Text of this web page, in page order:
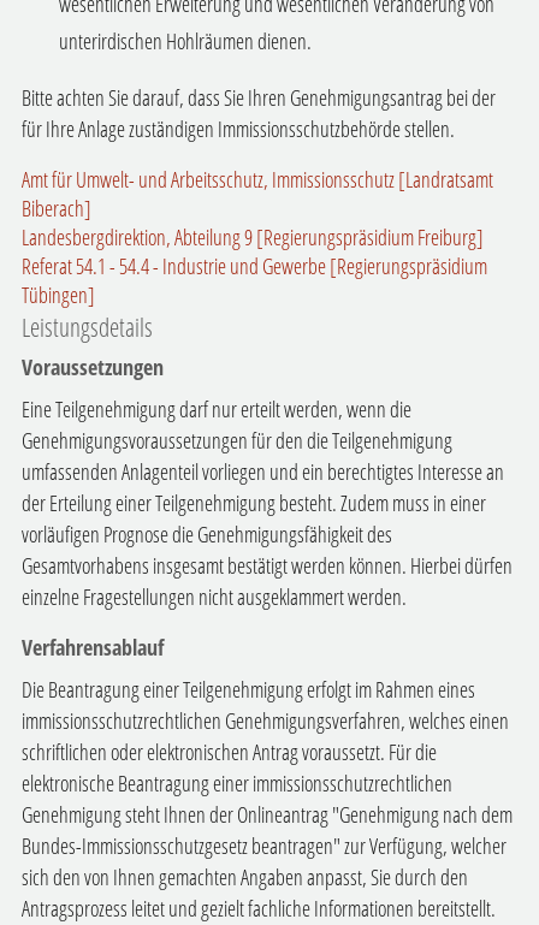
unterirdischen Hohlräumen dienen.
Bitte achten Sie darauf, dass Sie Ihren Genehmigungsantrag bei der
für Ihre Anlage zuständigen Immissionsschutzbehörde stellen.
Amt für Umwelt- und Arbeitsschutz, Immissionsschutz [Landratsamt
Biberach]
Landesbergdirektion, Abteilung 9 [Regierungspräsidium Freiburg]
Referat 54.1 - 54.4 - Industrie und Gewerbe [Regierungspräsidium
Tübingen]
Leistungsdetails
Voraussetzungen
Eine Teilgenehmigung darf nur erteilt werden, wenn die
Genehmigungsvoraussetzungen für den die Teilgenehmigung
umfassenden Anlagenteil vorliegen undein berechtigtes Interesse an
der Erteilung einer Teilgenehmigung besteht. Zudem muss in einer
vorläufigen Prognose die Genehmigungsfähigkeit des
Gesamtvorhabens insgesamt bestätigt werden können. Hierbei dürfen
einzelne Fragestellungen nicht ausgeklammert werden.
Verfahrensablauf
Die Beantragung einer Teilgenehmigung erfolgt im Rahmen eines
immissionsschutzrechtlichen Genehmigungsverfahren, welcheseinen
schriftlichen oder elektronischen Antrag voraussetzt. Für die
elektronische Beantragung einer immissionsschutzrechtlichen
Genehmigung steht Ihnen der Onlineantrag "Genehmigung nach dem
Bundes-Immissionsschutzgesetz beantragen" zur Verfügung, welcher
sich den von Ihnen gemachten Angaben anpasst, Sie durch den
Antragsprozess leitet und gezielt fachliche Informationen bereitstellt.